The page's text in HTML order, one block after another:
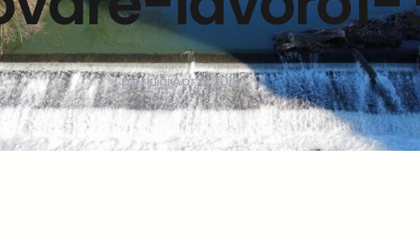
pierluigi·Apr 6, 2018·